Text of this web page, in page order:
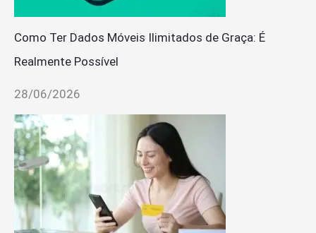
Como Ter Dados Móveis Ilimitados de Graça: É
Realmente Possível
28/06/2026